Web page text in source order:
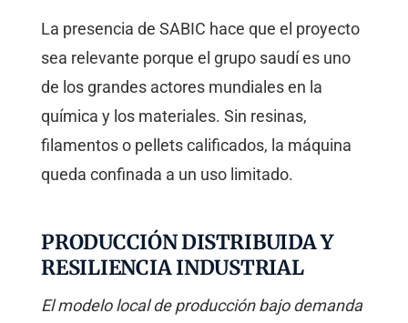
La presencia de SABIC hace que el proyecto
sea relevante porque el grupo saudí es uno
de los grandes actores mundiales en la
química y los materiales. Sin resinas,
filamentos o pellets calificados, la máquina
queda confinada a un uso limitado.
PRODUCCIÓN DISTRIBUIDA Y
RESILIENCIA INDUSTRIAL
El modelo local de producción bajo demanda